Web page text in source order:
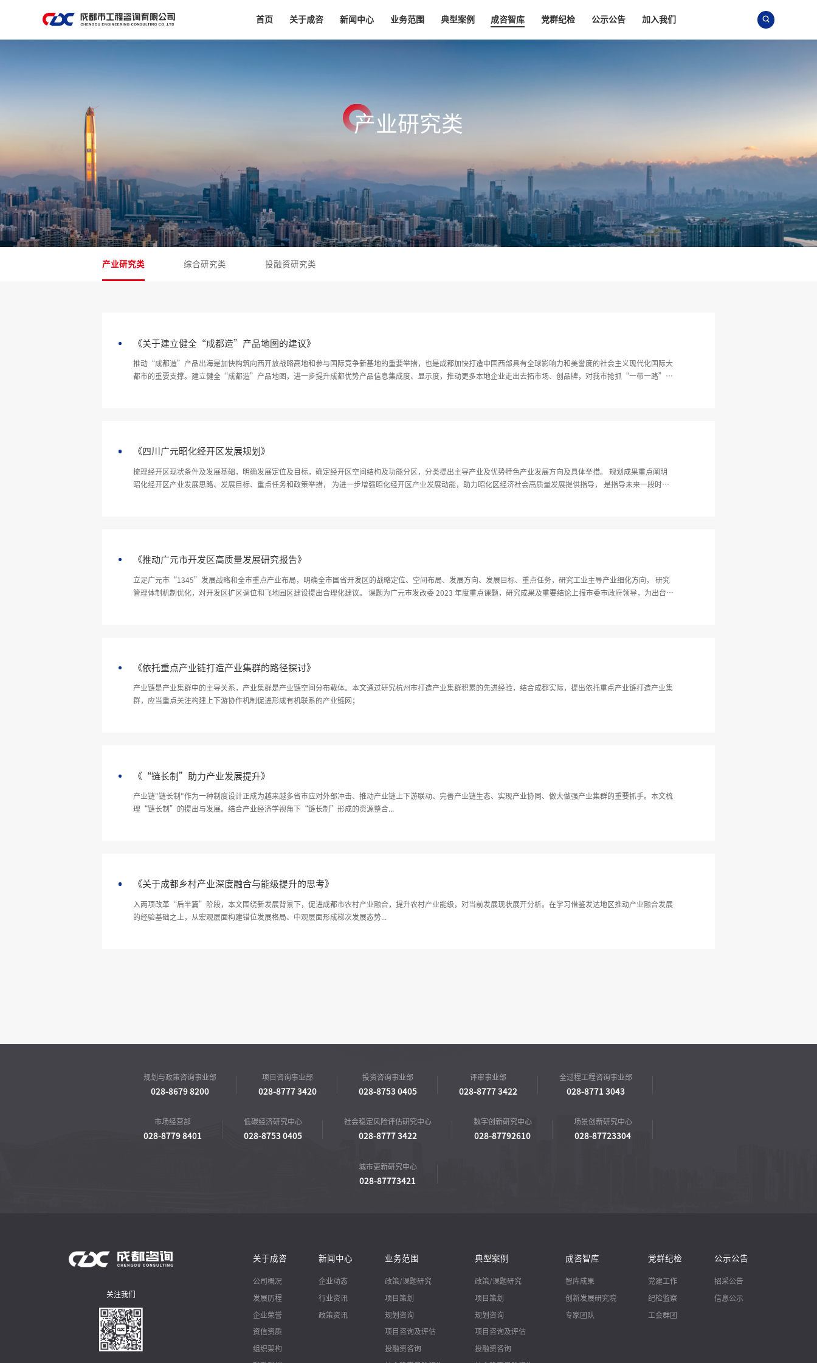
首页 关于成咨 新闻中心 业务范围 典型案例 成咨智库 党群纪检 公示公告 加入我们 
产业研究类
产业研究类 综合研究类 投融资研究类
《关于建立健全“成都造”产品地图的建议》
推动“成都造”产品出海是加快构筑向西开放战略高地和参与国际竞争新基地的重要举措，也是成都加快打造中国西部具有全球影响力和美誉度的社会主义现代化国际大
都市的重要支撑。建立健全“成都造”产品地图，进一步提升成都优势产品信息集成度、显示度，推动更多本地企业走出去拓市场、创品牌，对我市抢抓“一带一路”战
《四川广元昭化经开区发展规划》
梳理经开区现状条件及发展基础，明确发展定位及目标，确定经开区空间结构及功能分区，分类提出主导产业及优势特色产业发展方向及具体举措。 规划成果重点阐明
昭化经开区产业发展思路、发展目标、重点任务和政策举措， 为进一步增强昭化经开区产业发展动能，助力昭化区经济社会高质量发展提供指导， 是指导未来一段时间
《推动广元市开发区高质量发展研究报告》
立足广元市“1345”发展战略和全市重点产业布局，明确全市国省开发区的战略定位、空间布局、发展方向、发展目标、重点任务，研究工业主导产业细化方向， 研究
管理体制机制优化，对开发区扩区调位和飞地园区建设提出合理化建议。 课题为广元市发改委 2023 年度重点课题，研究成果及重要结论上报市委市政府领导，为出台相
《依托重点产业链打造产业集群的路径探讨》
产业链是产业集群中的主导关系，产业集群是产业链空间分布载体。本文通过研究杭州市打造产业集群积累的先进经验，结合成都实际，提出依托重点产业链打造产业集
群，应当重点关注构建上下游协作机制促进形成有机联系的产业链网；
《“链长制”助力产业发展提升》
产业链"链长制"作为一种制度设计正成为越来越多省市应对外部冲击、推动产业链上下游联动、完善产业链生态、实现产业协同、做大做强产业集群的重要抓手。本文梳
理“链长制”的提出与发展。结合产业经济学视角下“链长制”形成的资源整合...
《关于成都乡村产业深度融合与能级提升的思考》
入两项改革“后半篇”阶段，本文围绕新发展背景下，促进成都市农村产业融合，提升农村产业能级，对当前发展现状展开分析。在学习借鉴发达地区推动产业融合发展
的经验基础之上，从宏观层面构建错位发展格局、中观层面形成梯次发展态势...
规划与政策咨询事业部
028-8679 8200
项目咨询事业部
028-8777 3420
投资咨询事业部
028-8753 0405
评审事业部
028-8777 3422
全过程工程咨询事业部
028-8771 3043
市场经营部
028-8779 8401
低碳经济研究中心
028-8753 0405
社会稳定风险评估研究中心
028-8777 3422
数字创新研究中心
028-87792610
场景创新研究中心
028-87723304
城市更新研究中心
028-87773421
关注我们
关于成咨
公司概况
发展历程
企业荣誉
资信资质
组织架构
新闻中心
企业动态
行业资讯
政策资讯
业务范围
政策/课题研究
项目策划
规划咨询
项目咨询及评估
投融资咨询
典型案例
政策/课题研究
项目策划
规划咨询
项目咨询及评估
投融资咨询
成咨智库
智库成果
创新发展研究院
专家团队
党群纪检
党建工作
纪检监察
工会群团
公示公告
招采公告
信息公示